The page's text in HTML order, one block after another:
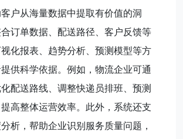
户从海量数据中提取有价值的洞
订单数据、配送路径、客户反馈等
化报表、趋势分析、预测模型等方
供科学依据。例如，物流企业可通
配送路线、调整快递员排班、预测
高整体运营效率。此外，系统还支
析，帮助企业识别服务质量问题，